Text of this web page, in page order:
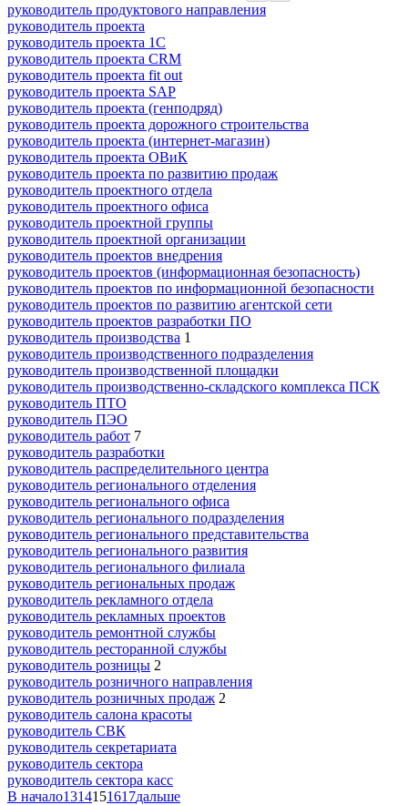
руководитель продуктового направления
руководитель проекта
руководитель проекта 1C
руководитель проекта CRM
руководитель проекта fit out
руководитель проекта SAP
руководитель проекта (генподряд)
руководитель проекта дорожного строительства
руководитель проекта (интернет-магазин)
руководитель проекта ОВиК
руководитель проекта по развитию продаж
руководитель проектного отдела
руководитель проектного офиса
руководитель проектной группы
руководитель проектной организации
руководитель проектов внедрения
руководитель проектов (информационная безопасность)
руководитель проектов по информационной безопасности
руководитель проектов по развитию агентской сети
руководитель проектов разработки ПО
руководитель производства 1
руководитель производственного подразделения
руководитель производственной площадки
руководитель производственно-складского комплекса ПСК
руководитель ПТО
руководитель ПЭО
руководитель работ 7
руководитель разработки
руководитель распределительного центра
руководитель регионального отделения
руководитель регионального офиса
руководитель регионального подразделения
руководитель регионального представительства
руководитель регионального развития
руководитель регионального филиала
руководитель региональных продаж
руководитель рекламного отдела
руководитель рекламных проектов
руководитель ремонтной службы
руководитель ресторанной службы
руководитель розницы 2
руководитель розничного направления
руководитель розничных продаж 2
руководитель салона красоты
руководитель СВК
руководитель секретариата
руководитель сектора
руководитель сектора касс
В начало1314151617дальше